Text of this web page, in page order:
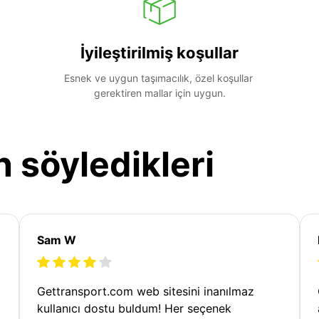
İyileştirilmiş koşullar
Esnek ve uygun taşımacılık, özel koşullar
gerektiren mallar için uygun.
söyledikleri
Sam W
Gettransport.com web sitesini inanılmaz
kullanıcı dostu buldum! Her seçenek